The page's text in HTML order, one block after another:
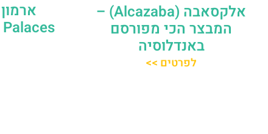
אלקסאבה (Alcazaba) –
המבצר הכי מפורסם
באנדלוסיה
לפרטים >>